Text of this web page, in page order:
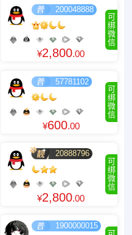
可
绑
微
信
200048888
¥2,800.00
可
绑
微
信
57781102
¥600.00
可
绑
微
信
20888796
¥2,800.00
1900000015